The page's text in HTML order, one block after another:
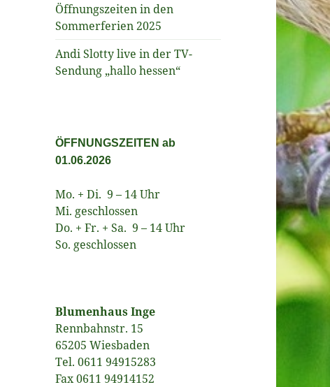
Öffnungszeiten in den
Sommerferien 2025
Andi Slotty live in der TV-
Sendung „hallo hessen“
ÖFFNUNGSZEITEN ab
01.06.2026
Mo. + Di. 9 – 14 Uhr
Mi. geschlossen
Do. + Fr. + Sa. 9 – 14 Uhr
So. geschlossen
Blumenhaus Inge
Rennbahnstr. 15
65205 Wiesbaden
Tel. 0611 94915283
Fax 0611 94914152